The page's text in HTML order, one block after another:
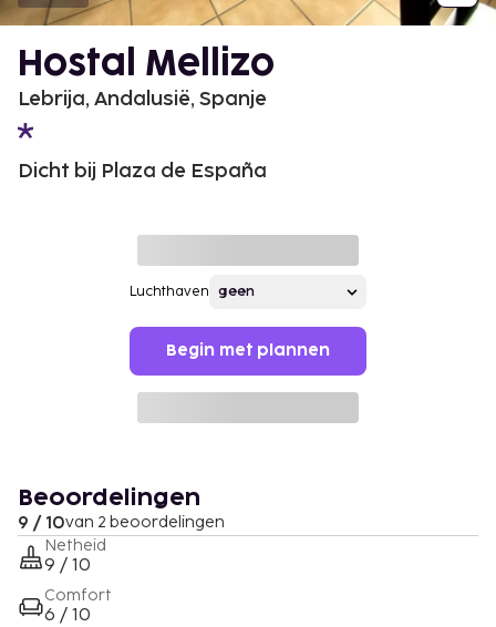
Hostal Mellizo
Lebrija, Andalusië, Spanje
Dicht bij Plaza de España
Luchthaven
Begin met plannen
Beoordelingen
9 / 10van 2 beoordelingen
Netheid
9 / 10
Comfort
6 / 10